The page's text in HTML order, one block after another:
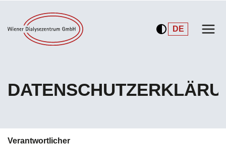
DE
Verantwortlicher